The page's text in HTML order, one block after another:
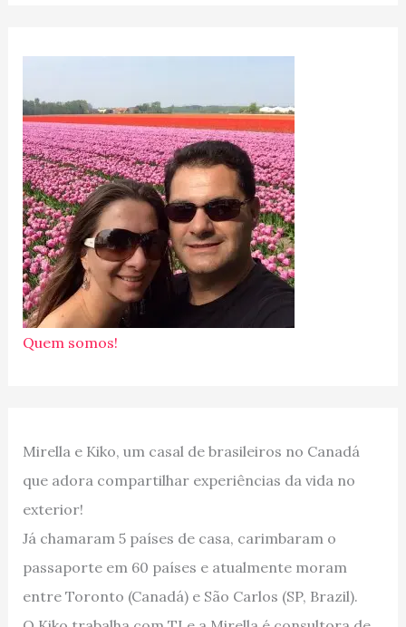
Quem somos!
Mirella e Kiko, um casal de brasileiros no Canadá
que adora compartilhar experiências da vida no
exterior!
Já chamaram 5 países de casa, carimbaram o
passaporte em 60 países e atualmente moram
entre Toronto (Canadá) e São Carlos (SP, Brazil).